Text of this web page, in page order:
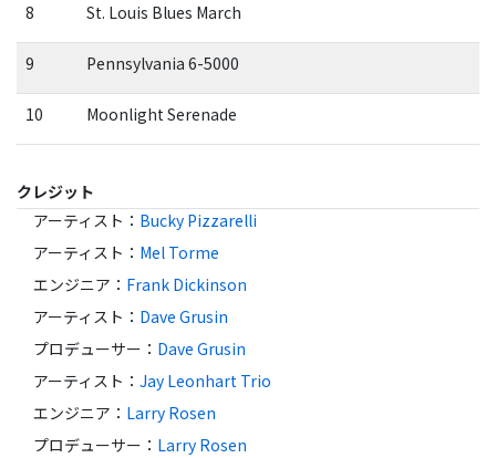
8 St. Louis Blues March
9 Pennsylvania 6-5000
10 Moonlight Serenade
クレジット
アーティスト ： Bucky Pizzarelli
アーティスト ： Mel Torme
エンジニア ： Frank Dickinson
アーティスト ： Dave Grusin
プロデューサー ： Dave Grusin
アーティスト ： Jay Leonhart Trio
エンジニア ： Larry Rosen
プロデューサー ： Larry Rosen